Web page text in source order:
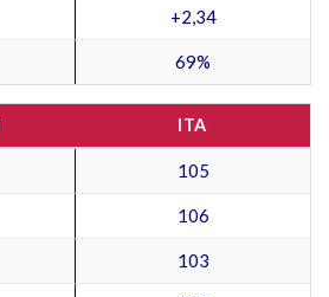
+2,34
69%
ITA
105
106
103